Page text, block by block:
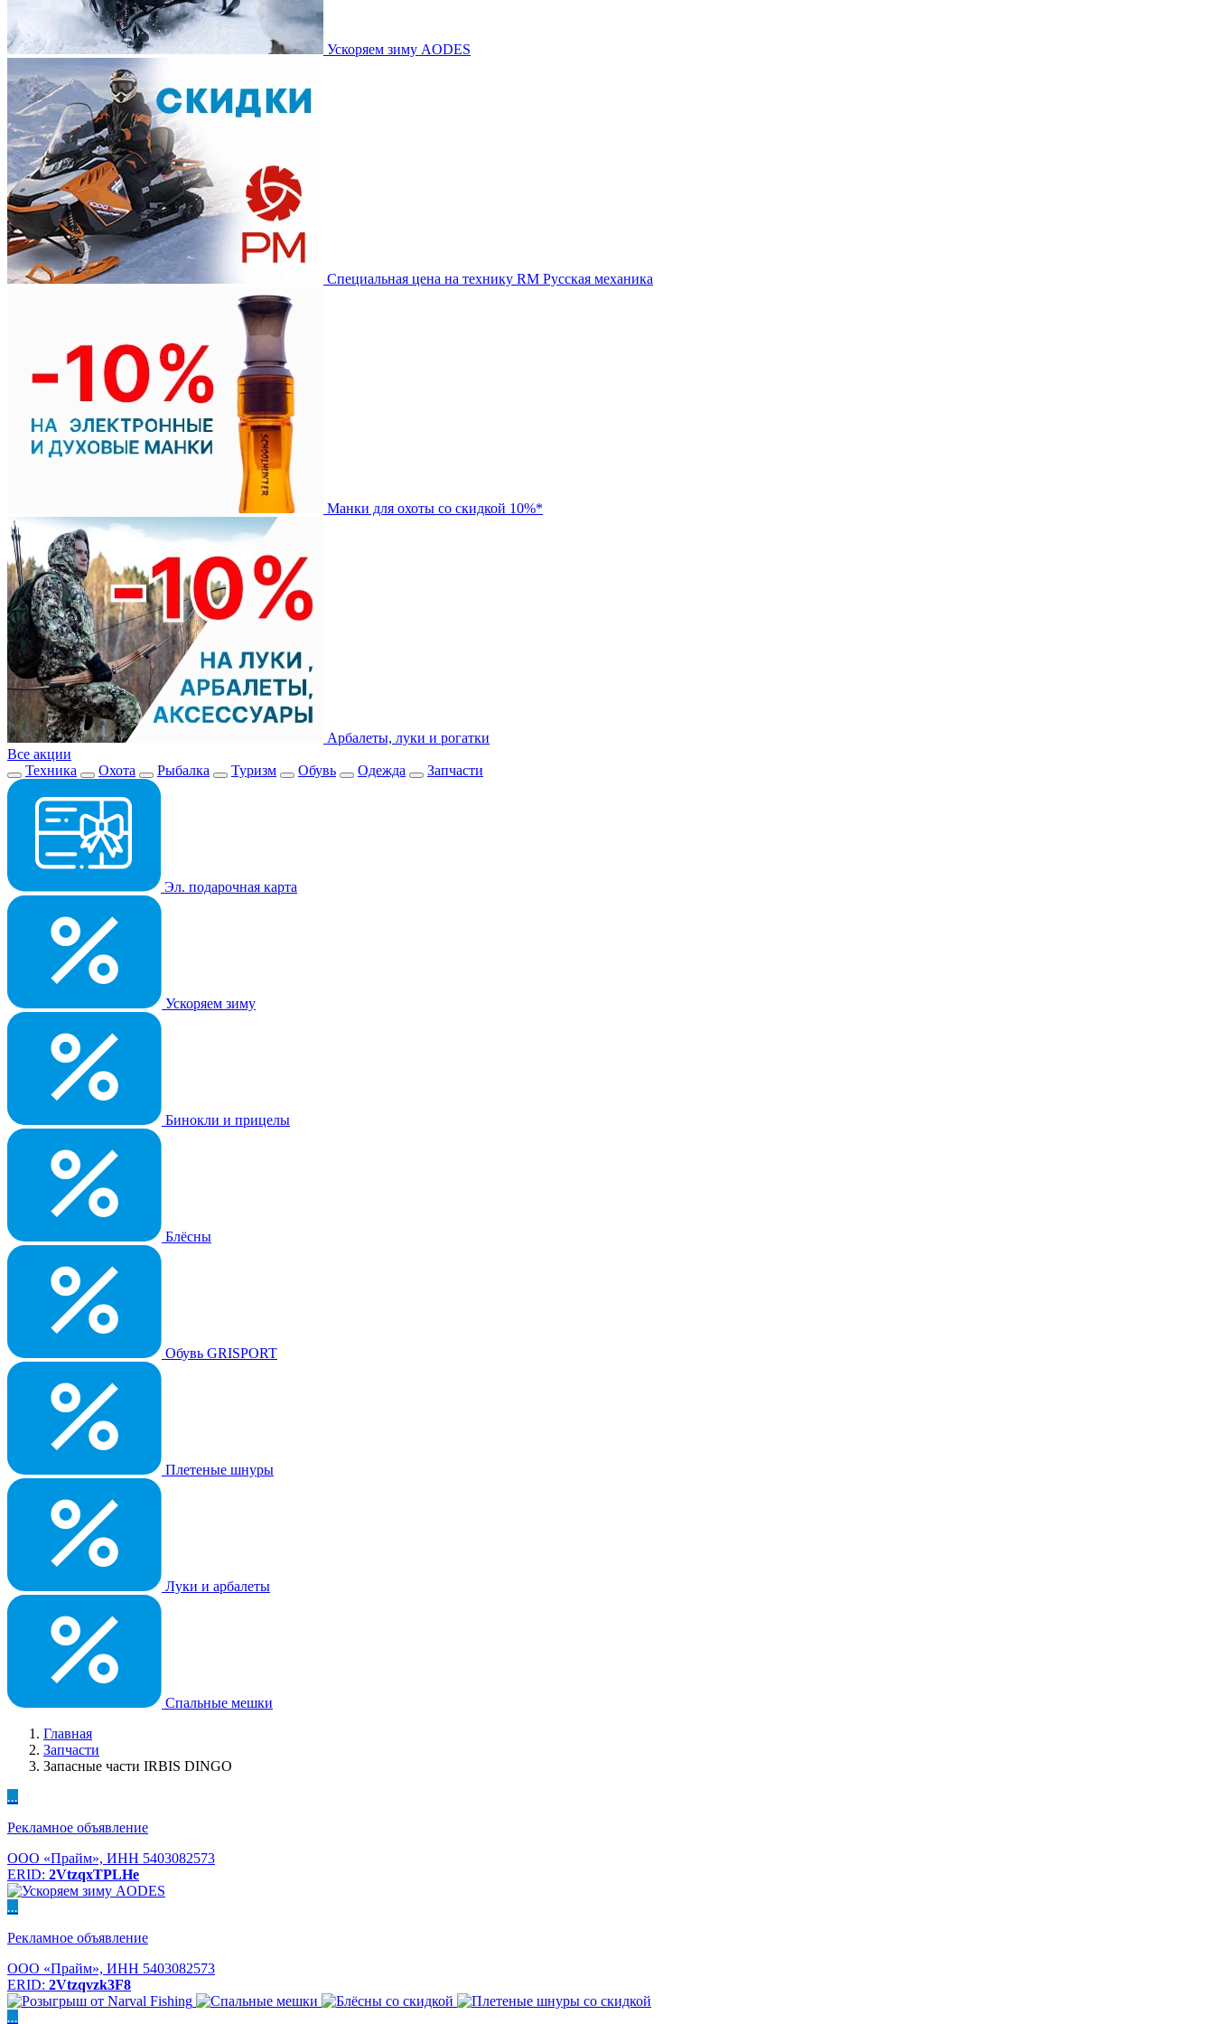
Ускоряем зиму AODES
Специальная цена на технику RM Русская механика
Манки для охоты со скидкой 10%*
Арбалеты, луки и рогатки
Все акции
Техника
Охота Рыбалка Туризм Обувь Одежда Запчасти
Эл. подарочная карта
Ускоряем зиму
Бинокли и прицелы
Блёсны
Обувь GRISPORT
Плетеные шнуры
Луки и арбалеты
Спальные мешки
Главная
Запчасти
Запасные части IRBIS DINGO
...
Рекламное объявление
ООО «Прайм», ИНН 5403082573
ERID: 2VtzqxTPLHe
...
Рекламное объявление
ООО «Прайм», ИНН 5403082573
ERID: 2Vtzqvzk3F8
...